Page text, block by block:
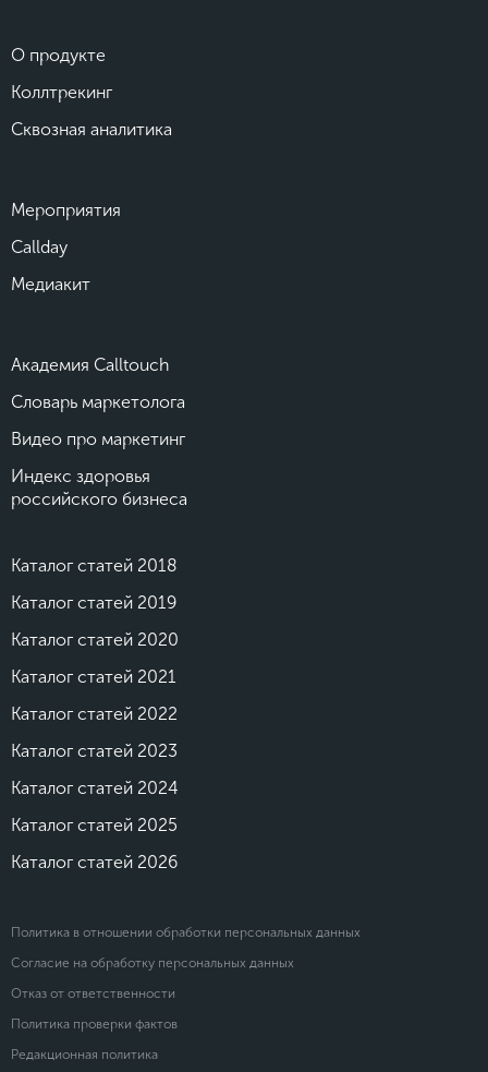
О продукте
Коллтрекинг
Сквозная аналитика
Мероприятия
Callday
Медиакит
Академия Calltouch
Словарь маркетолога
Видео про маркетинг
Индекс здоровья
российского бизнеса
Каталог статей 2018
Каталог статей 2019
Каталог статей 2020
Каталог статей 2021
Каталог статей 2022
Каталог статей 2023
Каталог статей 2024
Каталог статей 2025
Каталог статей 2026
Политика в отношении обработки персональных данных
Согласие на обработку персональных данных
Отказ от ответственности
Политика проверки фактов
Редакционная политика